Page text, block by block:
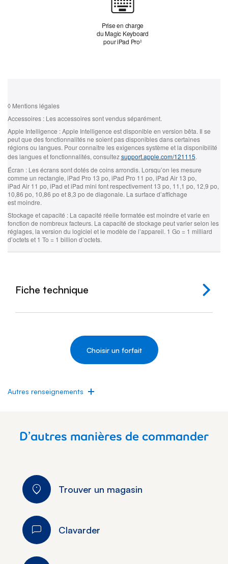
Prise en charge
du Magic Keyboard
pour iPad Pro◊Mention légale
◊ Mentions légales
Accessoires :Les accessoires sont vendus séparément.
Apple Intelligence :Apple Intelligence est disponible en version bêta. Il se
peut que des fonctionnalités ne soient pas disponibles dans certaines
régions ou langues. Pour connaître les exigences système et la disponibilité
des langues et fonctionnalités, consultezsupport.apple.com/121115.
Écran :Les écrans sont dotés de coins arrondis. Lorsqu’on les mesure
comme un rectangle, iPad Pro 13 po, iPad Pro 11 po, iPad Air 13 po,
iPad Air 11 po, iPad et iPad mini font respectivement 13 po, 11,1 po, 12,9 po,
10,86 po, 10,86 po et 8,3 po de diagonale. La surface d’affichage
est moindre.
Stockage et capacité :La capacité réelle formatée est moindre et varie en
fonction de nombreux facteurs. La capacité de stockage peut varier selon les
réglages, la version du logiciel et le modèle de l’appareil. 1 Go = 1 milliard
d’octets et 1 To = 1 billion d’octets.
Fiche technique
Autres renseignements
D’autres manières de commander
Trouver un magasin
Clavarder